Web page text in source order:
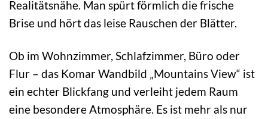
Realitätsnähe. Man spürt förmlich die frische
Brise und hört das leise Rauschen der Blätter.
Ob im Wohnzimmer, Schlafzimmer, Büro oder
Flur – das Komar Wandbild „Mountains View“ ist
ein echter Blickfang und verleiht jedem Raum
eine besondere Atmosphäre. Es ist mehr als nur